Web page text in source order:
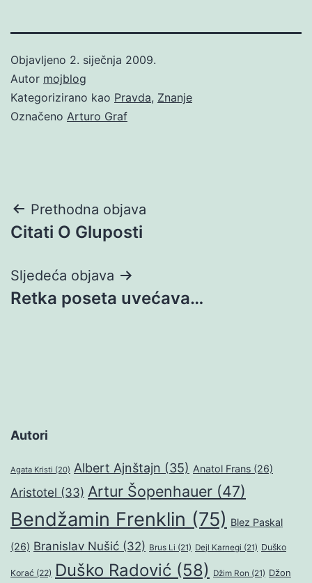
Objavljeno 2. siječnja 2009.
Autor mojblog
Kategorizirano kao Pravda, Znanje
Označeno Arturo Graf
Navigacija
objava
Prethodna objava
Citati O Gluposti
Sljedeća objava
Retka poseta uvećava…
Autori
Agata Kristi (20) Albert Ajnštajn (35) Anatol Frans (26)
Aristotel (33) Artur Šopenhauer (47)
Bendžamin Frenklin (75) Blez Paskal
(26) Branislav Nušić (32) Brus Li (21) Dejl Karnegi (21) Duško
Korać (22) Duško Radović (58) Džim Ron (21) Džon